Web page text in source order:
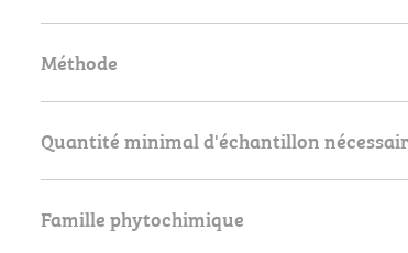
Méthode
Quantité minimal d'échantillon
Famille phytochimique